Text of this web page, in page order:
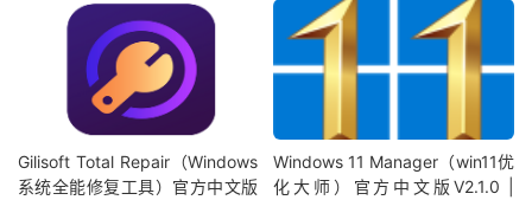
Gilisoft Total Repair（Windows
系统全能修复工具）官方中文版
Windows 11 Manager（win11优
化大师）官方中文版V2.1.0 |